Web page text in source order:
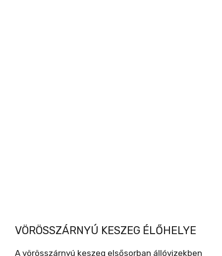
VÖRÖSSZÁRNYÚ KESZEG ÉLŐHELYE
A vörösszárnyú keszeg elsősorban állóvizekben